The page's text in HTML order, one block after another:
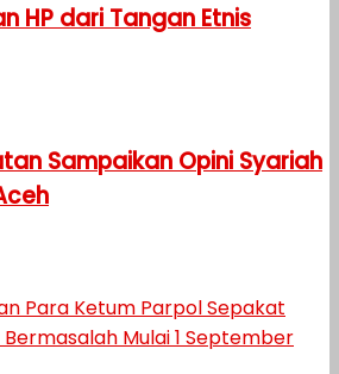
HP dari Tangan Etnis
Sampaikan Opini Syariah